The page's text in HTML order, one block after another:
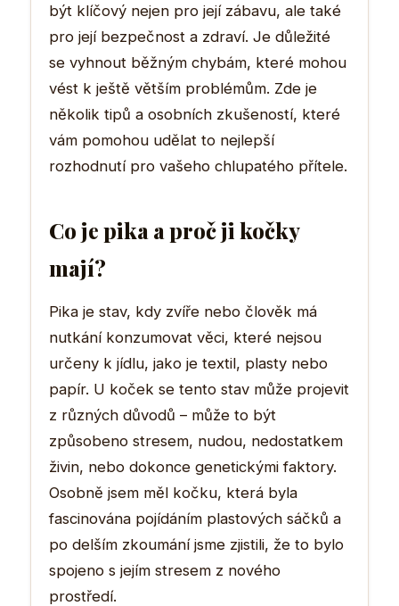
být klíčový nejen pro její zábavu, ale také
pro její bezpečnost a zdraví. Je důležité
se vyhnout běžným chybám, které mohou
vést k ještě větším problémům. Zde je
několik tipů a osobních zkušeností, které
vám pomohou udělat to nejlepší
rozhodnutí pro vašeho chlupatého přítele.
Co je pika a proč ji kočky
mají?
Pika je stav, kdy zvíře nebo člověk má
nutkání konzumovat věci, které nejsou
určeny k jídlu, jako je textil, plasty nebo
papír. U koček se tento stav může projevit
z různých důvodů – může to být
způsobeno stresem, nudou, nedostatkem
živin, nebo dokonce genetickými faktory.
Osobně jsem měl kočku, která byla
fascinována pojídáním plastových sáčků a
po delším zkoumání jsme zjistili, že to bylo
spojeno s jejím stresem z nového
prostředí.